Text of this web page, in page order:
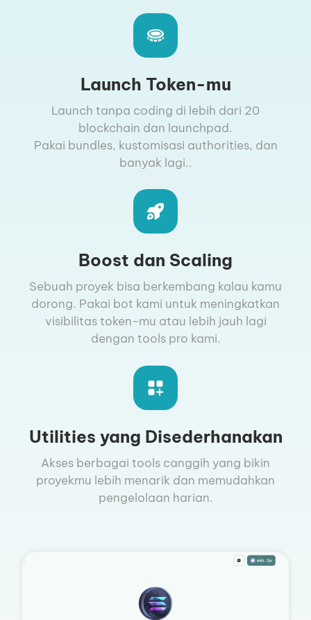
Launch Token-mu
Launch tanpa coding di lebih dari 20
blockchain dan launchpad.
Pakai bundles, kustomisasi authorities, dan
banyak lagi..
Boost dan Scaling
Sebuah proyek bisa berkembang kalau kamu
dorong. Pakai bot kami untuk meningkatkan
visibilitas token-mu atau lebih jauh lagi
dengan tools pro kami.
Utilities yang Disederhanakan
Akses berbagai tools canggih yang bikin
proyekmu lebih menarik dan memudahkan
pengelolaan harian.